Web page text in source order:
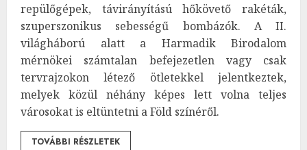
repülőgépek, távirányítású hőkövető rakéták,
szuperszonikus sebességű bombázók. A II.
világháború alatt a Harmadik Birodalom
mérnökei számtalan befejezetlen vagy csak
tervrajzokon létező ötletekkel jelentkeztek,
melyek közül néhány képes lett volna teljes
városokat is eltüntetni a Föld színéről.
TOVÁBBI RÉSZLETEK